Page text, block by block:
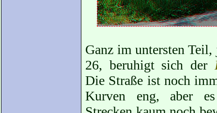
Ganz im untersten
26, beruhigt sich der
Die Straße ist noch
Kurven eng, aber